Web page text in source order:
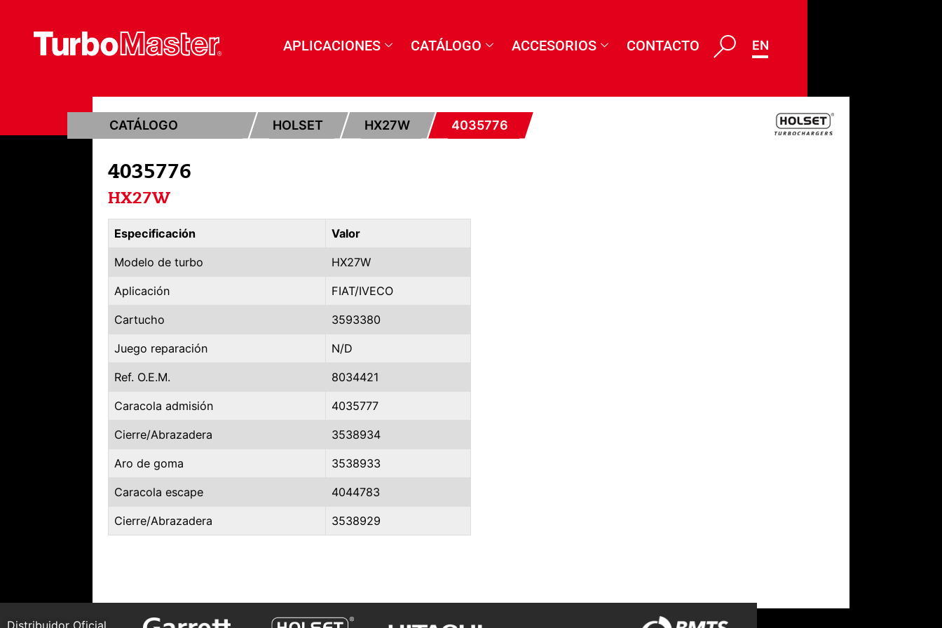
APLICACIONES CATÁLOGO ACCESORIOS CONTACTO ENG
CATÁLOGO HOLSET HX27W 4035776
4035776
HX27W
Especificación Valor
Modelo de turbo HX27W
Aplicación FIAT/IVECO
Cartucho 3593380
Juego reparación N/D
Ref. O.E.M. 8034421
Caracola admisión 4035777
Cierre/Abrazadera 3538934
Aro de goma 3538933
Caracola escape 4044783
Cierre/Abrazadera 3538929